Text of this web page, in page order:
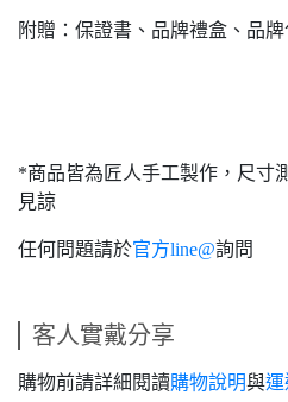
附贈：保證書、品牌禮盒、品
*商品皆為匠人手工製作，尺寸
見諒
任何問題請於官方line@詢問
客人實戴分享
購物前請詳細閱讀購物說明與運